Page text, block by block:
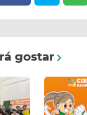
gostar